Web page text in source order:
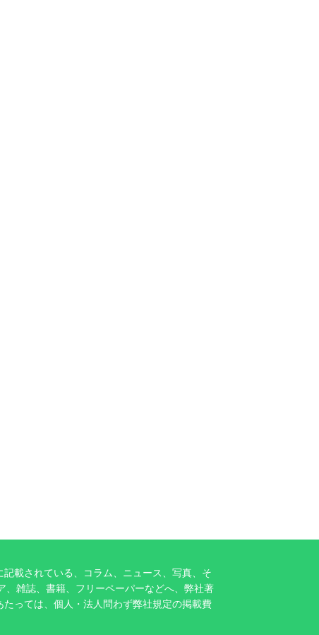
載されている、コラム、ニュース、写真、そ
雑誌、書籍、フリーペーパーなどへ、弊社著
っては、個人・法人問わず弊社規定の掲載費